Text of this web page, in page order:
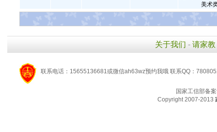
美术
关于我们 - 请家教
联系电话：15655136681或微信ah63wz预约我哦 联系QQ：
国家工信部备
Copyright 2007-2013